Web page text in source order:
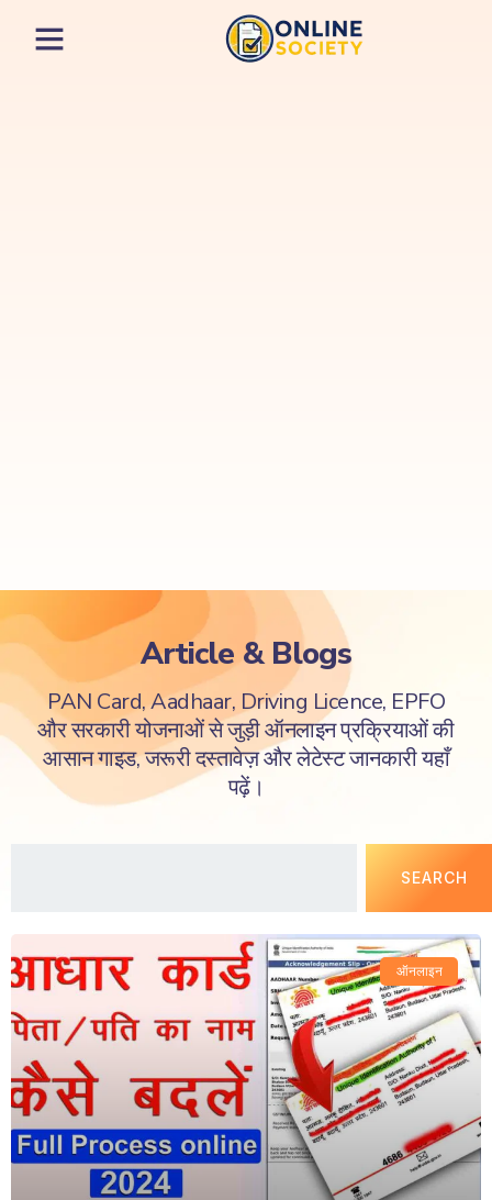
Article & Blogs
PAN Card, Aadhaar, Driving Licence, EPFO
और सरकारी योजनाओं से जुड़ी ऑनलाइन प्रक्रियाओं की
आसान गाइड, जरूरी दस्तावेज़ और लेटेस्ट जानकारी यहाँ
पढ़ें।
SEARCH
ऑनलाइन